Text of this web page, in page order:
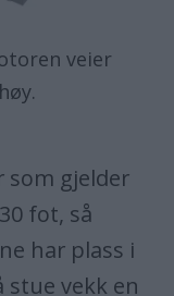
veier
som gjelder
fot, så
har plass i
stue vekk en